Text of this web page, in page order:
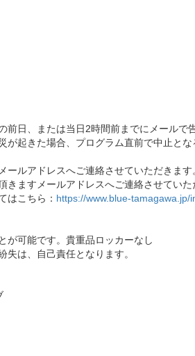
日、または当日2時間前までにメールで
が起きた場合、プログラム直前で中止と
ルアドレスへご連絡させていただきます
ますメールアドレスへご連絡させていた
はこちら： https://www.blue-tamagawa.jp/
が可能です。貴重品ロッカーなし
失は、自己責任となります。